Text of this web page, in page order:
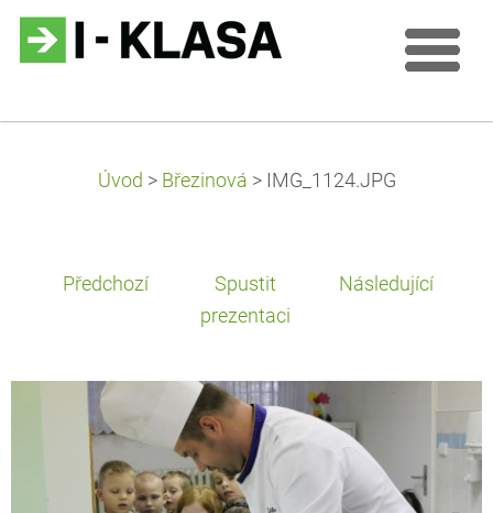
Úvod > Březinová > IMG_1124.JPG
Předchozí
Spustit
prezentaci
Následující